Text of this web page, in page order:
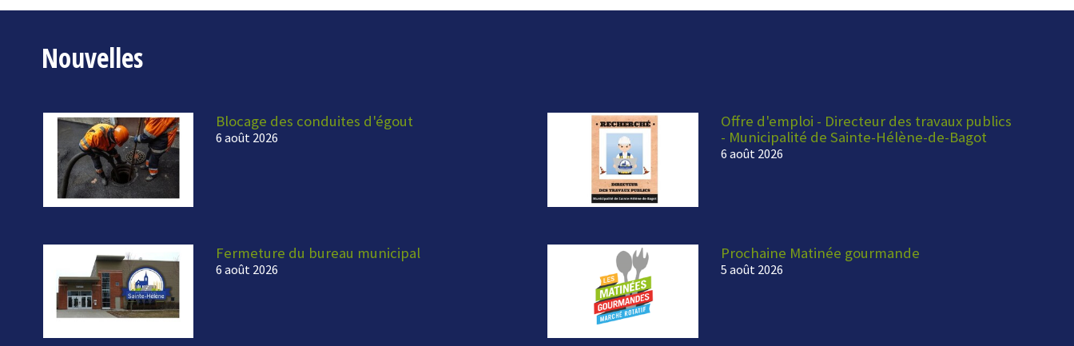
Nouvelles
Blocage des conduites d'égout
6 août 2026
Offre d'emploi - Directeur des travaux publics
- Municipalité de Sainte-Hélène-de-Bagot
6 août 2026
Fermeture du bureau municipal
6 août 2026
Prochaine Matinée gourmande
5 août 2026